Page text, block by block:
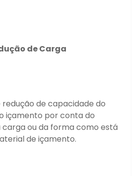
de Carga
de capacidade do
içamento por conta do
ou da forma como está
de içamento.